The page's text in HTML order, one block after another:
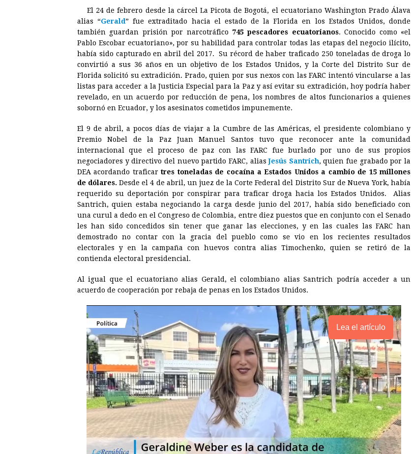
o
k
g
e
p
p
d
s
s
I
n
n
k
El 24 de febrero desde la cárcel La Picota de Bogotá, el ecuatoriano Washington Prado Álava
alias “Gerald” fue extraditado hacia el estado de la Florida en los Estados Unidos, donde
también guardan prisión por narcotráfico 745 pescadores ecuatorianos. Conocido como «el
Pablo Escobar ecuatoriano», por su habilidad para controlar todas las etapas del negocio ilícito,
había sido capturado en abril del 2017. Su récord de haber traficado 250 toneladas de droga lo
convirtió a sus 36 años en un objetivo de los Estados Unidos, y la Corte del Distrito Sur de
Florida solicitó su extradición. Prado, quien por sus nexos con las FARC intentó vincularse a las
listas para acceder a la Justicia Especial para la Paz y así evitar su extradición, hoy podría haber
revelado, en un acuerdo por reducción de pena, los nombres de altos funcionarios a quienes
sobornó en Ecuador, y los asesinatos cometidos impunemente.
El 9 de abril, a pocos días de viajar a la Cumbre de las Américas, el presidente colombiano y
Premio Nobel de la Paz Juan Manuel Santos tuvo que reconocer ante la comunidad
internacional que el proceso de paz con las FARC fue burlado por uno de sus propios
negociadores y directivo del nuevo partido FARC, aliasJesús Santrich, quien fue grabado por la
DEA acordando traficartres toneladas de cocaína a Estados Unidos a cambio de 15 millones
de dólares.Desde el 4 de abril, un juez de la Corte Federal del Distrito Sur de Nueva York, había
requerido su deportación por conspirar para traficar droga hacia los Estados Unidos. Alias
Santrich, quien estaba negociando la carga desde junio del 2017, había sido beneficiado con
una curul a dedo en el Congreso de Colombia, entre diez puestos que en conjunto con el Senado
les han sido concedidos sin tener que ganar las elecciones, y en las cuales las FARC han
demostrado no contar con la gracia del pueblo como se vio en los recientes resultados
electorales y en la campaña con huevos contra alias Timochenko, quien se retiró de la
contienda electoral presidencial.
Al igual que el ecuatoriano alias Gerald, el colombiano alias Santrich podría acceder a un
acuerdo de cooperación por rebaja de penas en los Estados Unidos.
Lea el artículo